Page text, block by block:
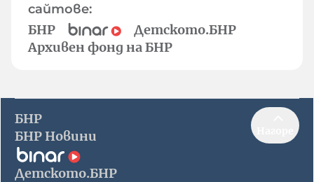
сайтове:
БНР
Детското.БНР
Архивен фонд на БНР
БНР
БНР Новини
Детското.БНР